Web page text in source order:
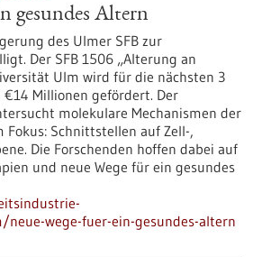
gesundes Altern
des Ulmer SFB zur
Der SFB 1506 „Alterung an
Ulm wird für die nächsten 3
Millionen gefördert. Der
molekulare Mechanismen der
Fokus: Schnittstellen auf Zell-,
Die Forschenden hoffen dabei auf
und neue Wege für ein gesundes
wege-fuer-ein-gesundes-altern